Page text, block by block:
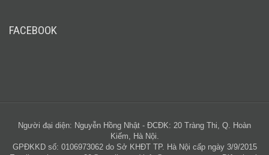
FACEBOOK
Người đại diện: Nguyễn Hồng Nhật - ĐCĐK: 20 Tràng Thi, Q. Hoàn
Kiếm, Hà Nội.
GPĐKKD số: 0106973062 do Sở KHĐT TP. Hà Nội cấp ngày 3/9/2015